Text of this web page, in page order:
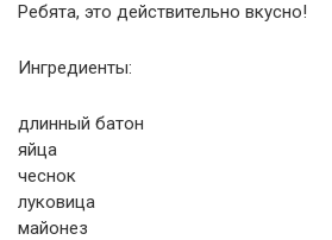
Ребята, это действительно вкусно!
Ингредиенты:
длинный батон
яйца
чеснок
луковица
майонез